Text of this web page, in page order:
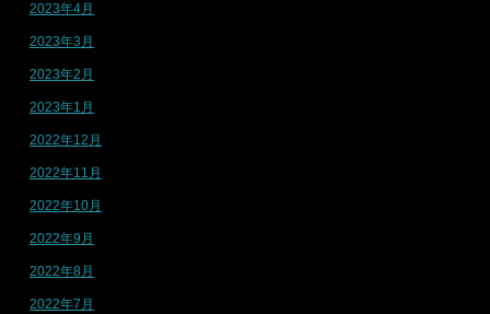
2023年4月
2023年3月
2023年2月
2023年1月
2022年12月
2022年11月
2022年10月
2022年9月
2022年8月
2022年7月